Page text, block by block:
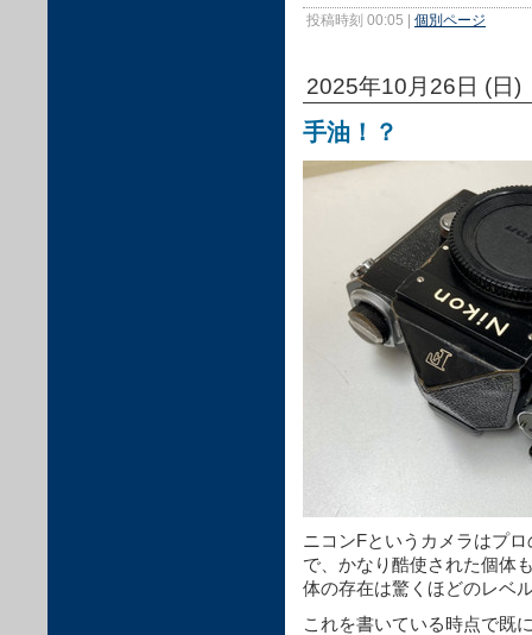
投稿時刻 00:05 | 個別ページ
2025年10月26日 (日)
手油！？
ニコンFというカメラはプ
で、かなり酷使された個体
体の存在は驚くほどのレベ
これを書いている時点で既